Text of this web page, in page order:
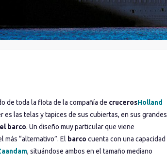
de toda la flota de la compañía de crucerosHolland
es las telas y tapices de sus cubiertas, en sus grandes
barco. Un diseño muy particular que viene
más “alternativo”. El barco cuenta con una capacidad
, situándose ambos en el tamaño mediano